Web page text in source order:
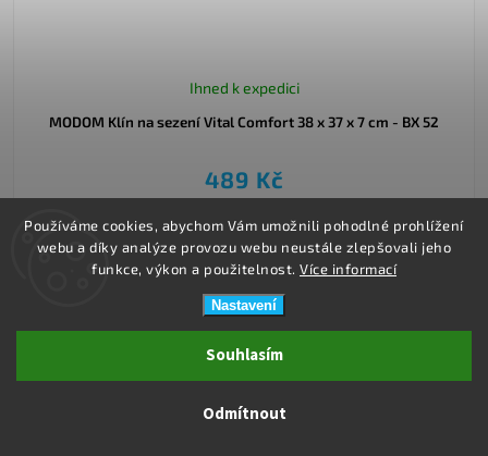
Používáme cookies, abychom Vám umožnili pohodlné prohlížení
webu a díky analýze provozu webu neustále zlepšovali jeho
funkce, výkon a použitelnost. Více informací
Nastavení
Odmítnout
Souhlasím
MODOM Klín na sezení Vital Comfort 38 x 37 x 7 cm - BX 52
Ihned k expedici
489 Kč
Do košíku